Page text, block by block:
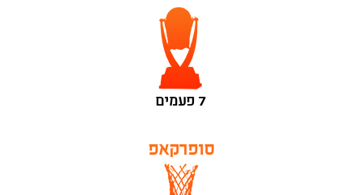
7 פעמים
סופרקאפ